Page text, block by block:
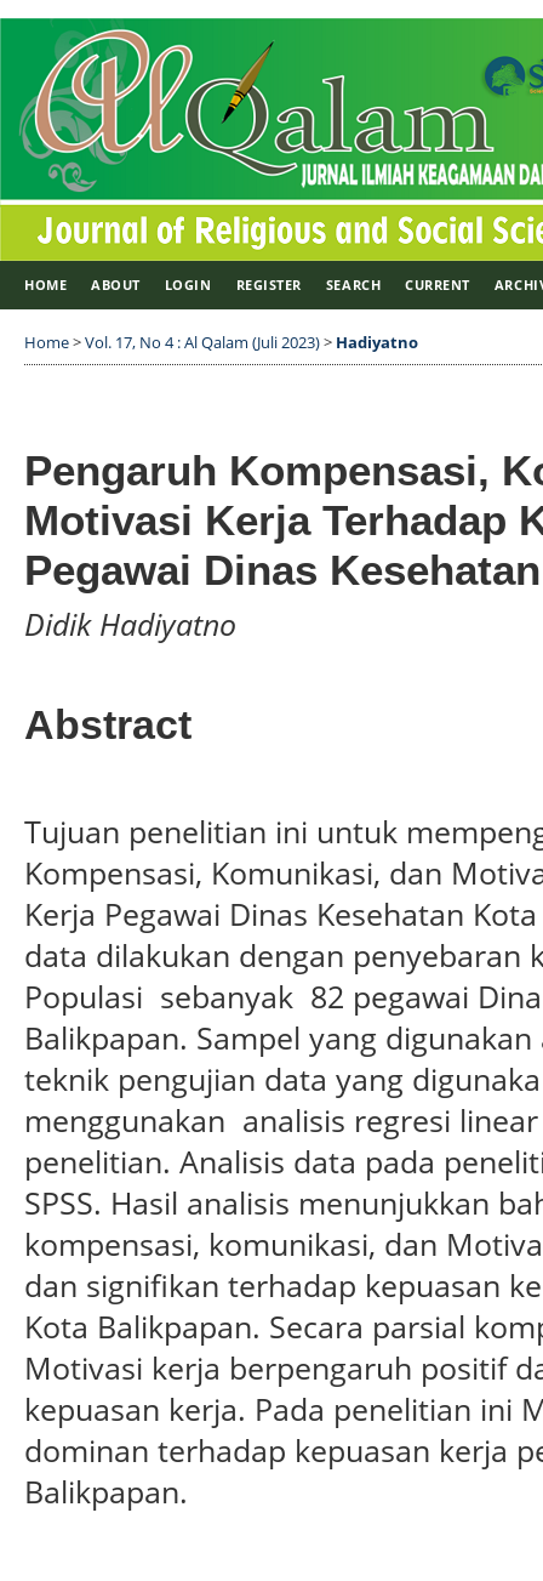
HOME ABOUT LOGIN REGISTER SEARCH CURRENT
Home>Vol. 17, No 4 : Al Qalam (Juli 2023)> Hadiyatno
Pengaruh Kompensasi,
Motivasi Kerja Terhadap
Pegawai Dinas
Didik Hadiyatno
Abstract
Tujuan penelitian ini untuk
Kompensasi, Komunikasi, dan
Kerja Pegawai Dinas Kesehatan
data dilakukan dengan
Populasi sebanyak 82 pegawai
Balikpapan. Sampel yang
teknik pengujian data yang
menggunakan analisis regresi
penelitian. Analisis data pada
SPSS. Hasil analisis menunjukkan
kompensasi, komunikasi, dan
dan signifikan terhadap kepuasan
Kota Balikpapan. Secara parsial
Motivasi kerja berpengaruh positif
kepuasan kerja. Pada penelitian ini
dominan terhadap kepuasan kerja
Balikpapan.